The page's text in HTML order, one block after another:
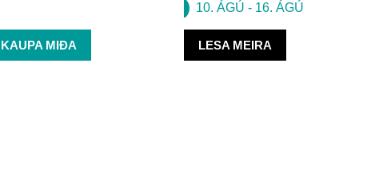
KAUPA MIÐA
10. ÁGÚ - 16. ÁGÚ
LESA MEIRA